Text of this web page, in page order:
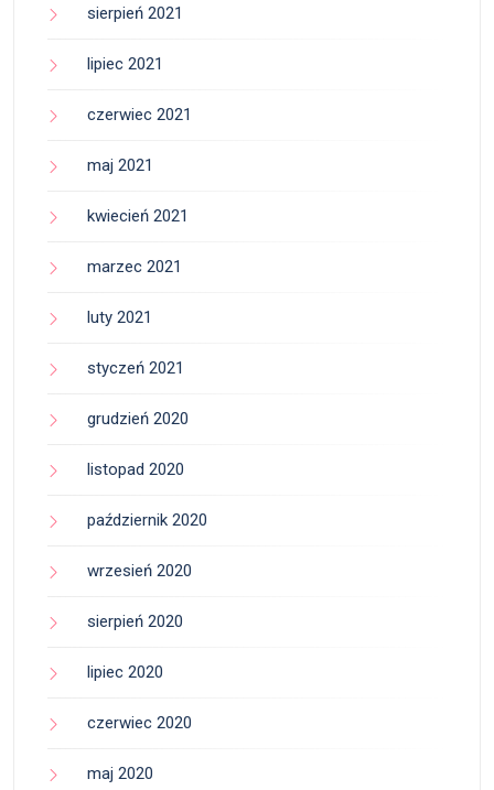
sierpień 2021
lipiec 2021
czerwiec 2021
maj 2021
kwiecień 2021
marzec 2021
luty 2021
styczeń 2021
grudzień 2020
listopad 2020
październik 2020
wrzesień 2020
sierpień 2020
lipiec 2020
czerwiec 2020
maj 2020